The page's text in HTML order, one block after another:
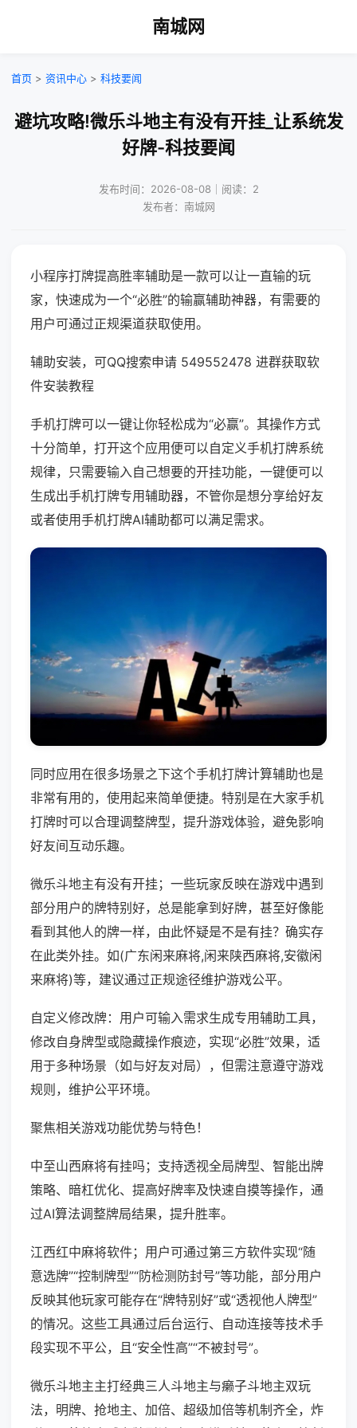
南城网
首页 > 资讯中心 > 科技要闻
避坑攻略!微乐斗地主有没有开挂_让系统发
好牌-科技要闻
发布时间：2026-08-08｜阅读：2
发布者：南城网
小程序打牌提高胜率辅助是一款可以让一直输的玩
家，快速成为一个“必胜”的输赢辅助神器，有需要的
用户可通过正规渠道获取使用。
辅助安装，可QQ搜索申请 549552478 进群获取软
件安装教程
手机打牌可以一键让你轻松成为“必赢”。其操作方式
十分简单，打开这个应用便可以自定义手机打牌系统
规律，只需要输入自己想要的开挂功能，一键便可以
生成出手机打牌专用辅助器，不管你是想分享给好友
或者使用手机打牌AI辅助都可以满足需求。
同时应用在很多场景之下这个手机打牌计算辅助也是
非常有用的，使用起来简单便捷。特别是在大家手机
打牌时可以合理调整牌型，提升游戏体验，避免影响
好友间互动乐趣。
微乐斗地主有没有开挂；一些玩家反映在游戏中遇到
部分用户的牌特别好，总是能拿到好牌，甚至好像能
看到其他人的牌一样，由此怀疑是不是有挂？确实存
在此类外挂。如(广东闲来麻将,闲来陕西麻将,安徽闲
来麻将)等，建议通过正规途径维护游戏公平。
自定义修改牌：用户可输入需求生成专用辅助工具，
修改自身牌型或隐藏操作痕迹，实现“必胜”效果，适
用于多种场景（如与好友对局），但需注意遵守游戏
规则，维护公平环境。
聚焦相关游戏功能优势与特色！
中至山西麻将有挂吗；支持透视全局牌型、智能出牌
策略、暗杠优化、提高好牌率及快速自摸等操作，通
过AI算法调整牌局结果，提升胜率。
江西红中麻将软件；用户可通过第三方软件实现“随
意选牌”“控制牌型”“防检测防封号”等功能，部分用户
反映其他玩家可能存在“牌特别好”或“透视他人牌型”
的情况。这些工具通过后台运行、自动连接等技术手
段实现不平公，且“安全性高”“不被封号”。
微乐斗地主主打经典三人斗地主与癞子斗地主双玩
法，明牌、抢地主、加倍、超级加倍等机制齐全，炸